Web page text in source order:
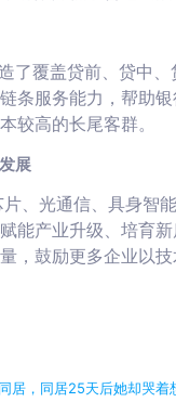
了覆盖贷前、贷中
条服务能力，帮助
较高的长尾客群。
展
、光通信、具身智
能产业升级、培育
，鼓励更多企业以
居，同居25天后她却哭着